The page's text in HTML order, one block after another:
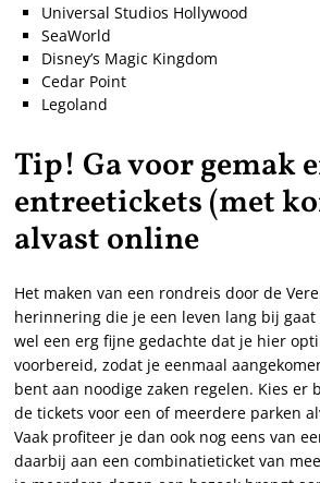
Universal Studios Hollywood
SeaWorld
Disney’s Magic Kingdom
Cedar Point
Legoland
Tip! Ga voor gemak
entreetickets (met
alvast online
Het maken van een rondreis door de
herinnering die je een leven lang bij
wel een erg fijne gedachte dat je hier
voorbereid, zodat je eenmaal
bent aan noodige zaken regelen. Kies er
de tickets voor een of meerdere parken
Vaak profiteer je dan ook nog eens van
daarbij aan een combinatieticket van